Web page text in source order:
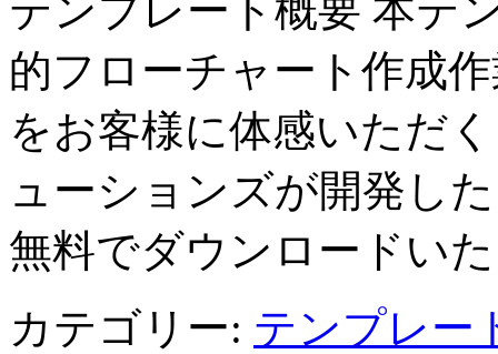
テンプレート概要 本テ
的フローチャート作成
をお客様に体感いただ
ューションズが開発し
無料でダウンロードい
カテゴリー: テンプレー